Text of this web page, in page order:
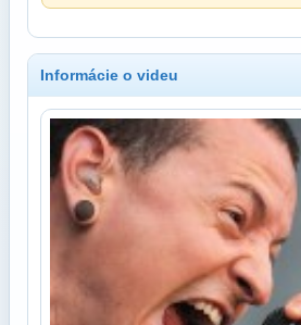
Informácie o videu